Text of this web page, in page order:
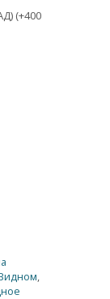
(+400
,